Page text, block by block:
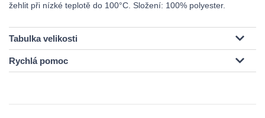
žehlit při nízké teplotě do 100°C. Složení: 100% polyester.
Tabulka velikosti
Rychlá pomoc